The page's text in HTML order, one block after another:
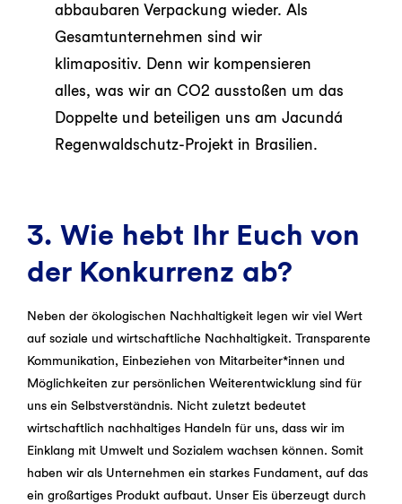
abbaubaren Verpackung wieder. Als
Gesamtunternehmen sind wir
klimapositiv. Denn wir kompensieren
alles, was wir an CO2 ausstoßen um das
Doppelte und beteiligen uns am Jacundá
Regenwaldschutz-Projekt in Brasilien.
3. Wie hebt Ihr Euch von
der Konkurrenz ab?
Neben der ökologischen Nachhaltigkeit legen wir viel Wert
auf soziale und wirtschaftliche Nachhaltigkeit. Transparente
Kommunikation, Einbeziehen von Mitarbeiter*innen und
Möglichkeiten zur persönlichen Weiterentwicklung sind für
uns ein Selbstverständnis. Nicht zuletzt bedeutet
wirtschaftlich nachhaltiges Handeln für uns, dass wir im
Einklang mit Umwelt und Sozialem wachsen können. Somit
haben wir als Unternehmen ein starkes Fundament, auf das
ein großartiges Produkt aufbaut. Unser Eis überzeugt durch